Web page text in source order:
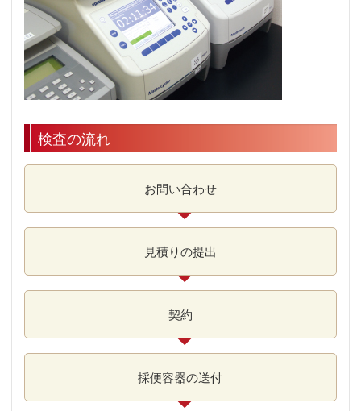
検査の流れ
お問い合わせ
見積りの提出
契約
採便容器の送付